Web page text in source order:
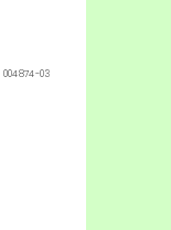
004874-03